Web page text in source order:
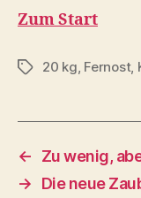
Zum Start
Schlagwörter
20 kg, Fernost,
←
Zu wenig,
→
Die neue